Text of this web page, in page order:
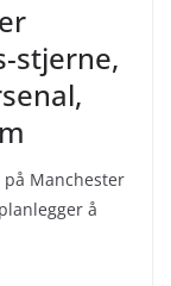
stjerne,
Manchester
å